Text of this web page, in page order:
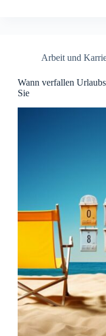
Arbeit und
Wann verfallen
Sie